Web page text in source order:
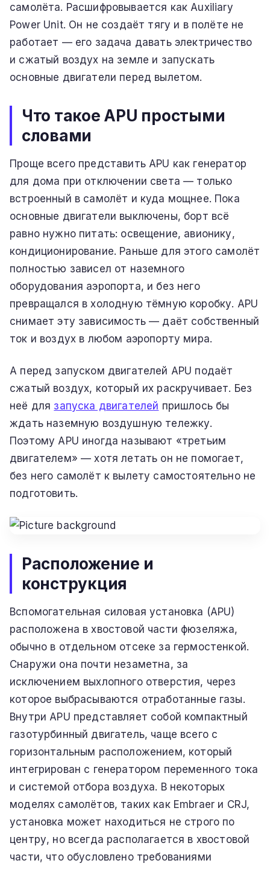
самолёта. Расшифровывается как Auxiliary
Power Unit. Он не создаёт тягу и в полёте не
работает — его задача давать электричество
и сжатый воздух на земле и запускать
основные двигатели перед вылетом.
Что такое APU простыми
словами
Проще всего представить APU как генератор
для дома при отключении света — только
встроенный в самолёт и куда мощнее. Пока
основные двигатели выключены, борт всё
равно нужно питать: освещение, авионику,
кондиционирование. Раньше для этого самолёт
полностью зависел от наземного
оборудования аэропорта, и без него
превращался в холодную тёмную коробку. APU
снимает эту зависимость — даёт собственный
ток и воздух в любом аэропорту мира.
А перед запуском двигателей APU подаёт
сжатый воздух, который их раскручивает. Без
неё для запуска двигателей пришлось бы
ждать наземную воздушную тележку.
Поэтому APU иногда называют «третьим
двигателем» — хотя летать он не помогает,
без него самолёт к вылету самостоятельно не
подготовить.
Расположение и
конструкция
Вспомогательная силовая установка (APU)
расположена в хвостовой части фюзеляжа,
обычно в отдельном отсеке за гермостенкой.
Снаружи она почти незаметна, за
исключением выхлопного отверстия, через
которое выбрасываются отработанные газы.
Внутри APU представляет собой компактный
газотурбинный двигатель, чаще всего с
горизонтальным расположением, который
интегрирован с генератором переменного тока
и системой отбора воздуха. В некоторых
моделях самолётов, таких как Embraer и CRJ,
установка может находиться не строго по
центру, но всегда располагается в хвостовой
части, что обусловлено требованиями